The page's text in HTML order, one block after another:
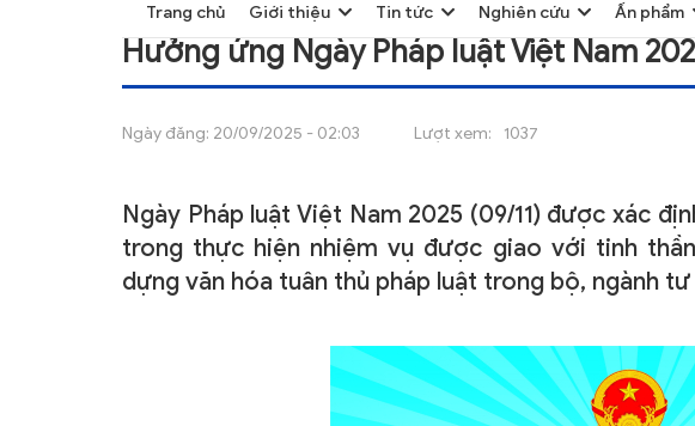
NGHIÊN CỨU
ĐÀO TẠO, BỒI DƯỠNG
Trang chủ Giới thiệu Tin tức Nghiên cứu Ấn phẩm
Hưởng ứng Ngày Pháp luật Việt Nam
Ngày đăng: 20/09/2025 - 02:03 Lượt xem: 1037
Ngày Pháp luật Việt Nam 2025 (09/11) được xác
trong thực hiện nhiệm vụ được giao với tinh
dựng văn hóa tuân thủ pháp luật trong bộ, ngành tư